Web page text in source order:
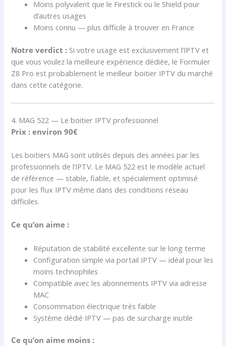
Moins polyvalent que le Firestick ou le Shield pour
d’autres usages
Moins connu — plus difficile à trouver en France
Notre verdict : Si votre usage est exclusivement l’IPTV et
que vous voulez la meilleure expérience dédiée, le Formuler
Z8 Pro est probablement le meilleur boitier IPTV du marché
dans cette catégorie.
4. MAG 522 — Le boitier IPTV professionnel
Prix : environ 90€
Les boitiers MAG sont utilisés depuis des années par les
professionnels de l’IPTV. Le MAG 522 est le modèle actuel
de référence — stable, fiable, et spécialement optimisé
pour les flux IPTV même dans des conditions réseau
difficiles.
Ce qu’on aime :
Réputation de stabilité excellente sur le long terme
Configuration simple via portail IPTV — idéal pour les
moins technophiles
Compatible avec les abonnements IPTV via adresse
MAC
Consommation électrique très faible
Système dédié IPTV — pas de surcharge inutile
Ce qu’on aime moins :